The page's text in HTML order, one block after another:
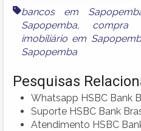
bancos em
Sapopemba, compra
imobiliário em
Sapopemba
Pesquisas
Whatsapp HSBC Bank
Suporte HSBC Bank
Atendimento HSBC